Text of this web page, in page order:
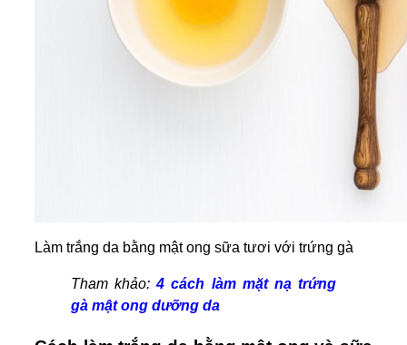
Làm trắng da bằng mật ong sữa tươi với trứng gà
Tham khảo:4 cách làm mặt nạ trứng
gà mật ong dưỡng da